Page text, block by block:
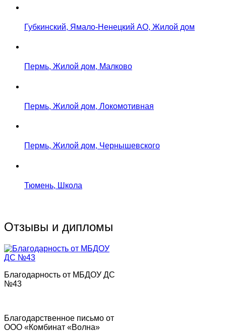
Губкинский, Ямало-Ненецкий АО, Жилой дом
Пермь, Жилой дом, Малково
Пермь, Жилой дом, Локомотивная
Пермь, Жилой дом, Чернышевского
Тюмень, Школа
Отзывы и дипломы
Благодарность от МБДОУ ДС
№43
Благодарственное письмо от
ООО «Комбинат «Волна»